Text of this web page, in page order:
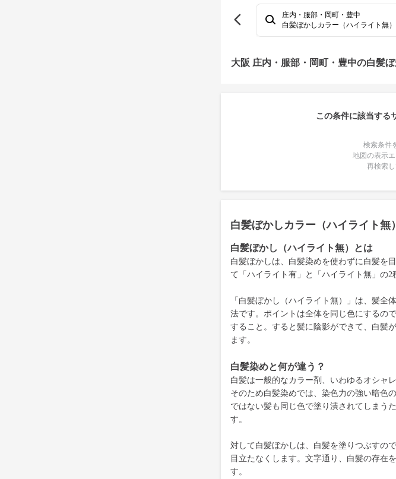
庄内・服部・岡町・豊中
白髪ぼかしカラー（ハイライト無）
大阪 庄内・服部・岡町・豊中の白髪
この条件に該当する
検索条件
地図の表示
再検索
白髪ぼかしカラー（ハイライト無
白髪ぼかし（ハイライト無）とは
白髪ぼかしは、白髪染めを使わずに白髪を
て「ハイライト有」と「ハイライト無」の2
「白髪ぼかし（ハイライト無）」は、髪全
法です。ポイントは全体を同じ色にするの
すること。すると髪に陰影ができて、白髪
ます。
白髪染めと何が違う？
白髪は一般的なカラー剤、いわゆるオシャ
そのため白髪染めでは、染色力の強い暗色
ではない髪も同じ色で塗り潰されてしまう
す。
対して白髪ぼかしは、白髪を塗りつぶすの
目立たなくします。文字通り、白髪の存在
す。